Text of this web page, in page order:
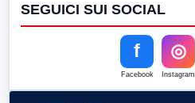
SEGUICI SUI SOCIAL
f
Facebook
◎
Instagram